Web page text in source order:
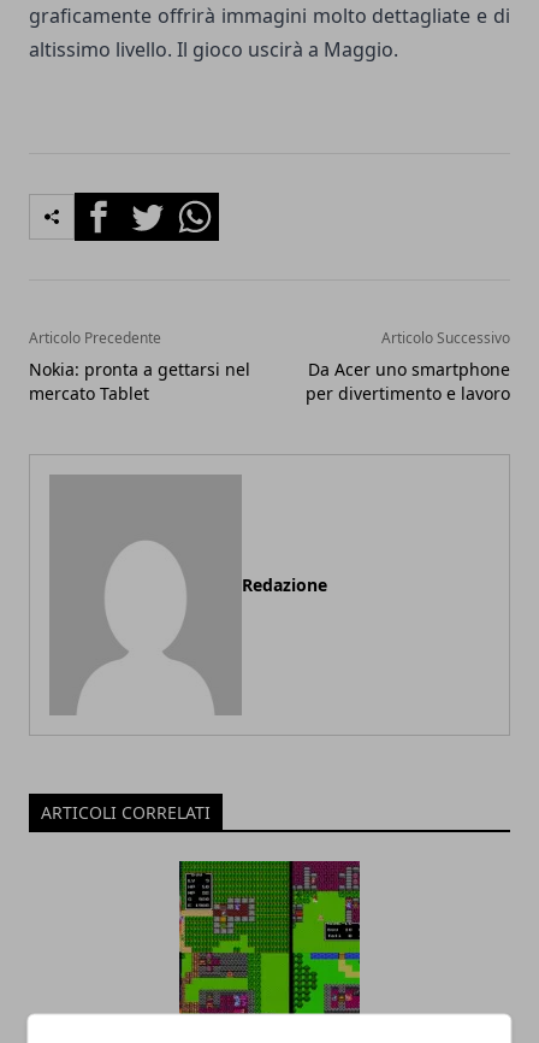
graficamente offrirà immagini molto dettagliate e di
altissimo livello. Il gioco uscirà a Maggio.
FacebookTwitterWhatsapp
Articolo Precedente
Nokia: pronta a gettarsi nel
mercato Tablet
Articolo Successivo
Da Acer uno smartphone
per divertimento e lavoro
Redazione
ARTICOLI CORRELATI